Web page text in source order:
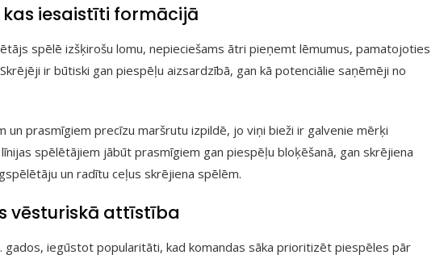
iesaistīti formācijā
spēlē izšķirošu lomu, nepieciešams ātri pieņemt lēmumus, pamatojoties
ir būtiski gan piespēļu aizsardzībā, gan kā potenciālie saņēmēji no
un prasmīgiem precīzu maršrutu izpildē, jo viņi bieži ir galvenie mērķi
spēlētājiem jābūt prasmīgiem gan piespēļu bloķēšanā, gan skrējiena
un radītu ceļus skrējiena spēlēm.
vēsturiskā attīstība
gados, iegūstot popularitāti, kad komandas sāka prioritizēt piespēles pār